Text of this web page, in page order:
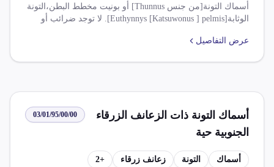
أسماك التونة[من جنس Thunnus] أو بونيت مخطط البطن،التونة
الوثابة[Euthynnys [Katsuwonus ] pelmis]. لا توجد ضرائب أو
عرض التفاصيل
أسماك التونة ذات الزعانف الزرقاء
الجنوبية حية
03/01/95/00/00
أسماك التونة زعانف زرقاء +
2